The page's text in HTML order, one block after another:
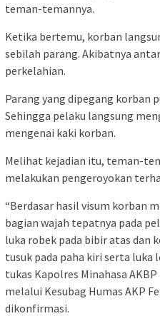
teman-temannya.
Ketika bertemu, korban
sebilah parang. Akibatnya
perkelahian.
Parang yang dipegang korban
Sehingga pelaku langsung
mengenai kaki korban.
Melihat kejadian itu, teman-
melakukan pengeroyokan
“Berdasar hasil visum korban
bagian wajah tepatnya pada
luka robek pada bibir atas dan
tusuk pada paha kiri serta luka
tukas Kapolres Minahasa
melalui Kesubag Humas AKP
dikonfirmasi.